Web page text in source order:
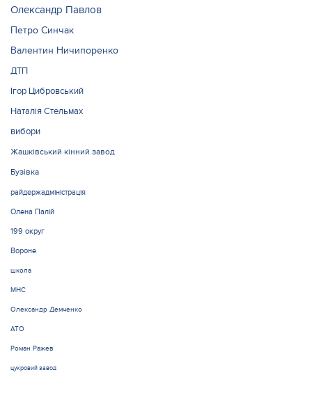
Олександр Павлов
Петро Синчак
Валентин Ничипоренко
ДТП
Ігор Цибровський
Наталія Стельмах
вибори
Жашківський кінний завод
Бузівка
райдержадміністрація
Олена Палій
199 округ
Вороне
школа
МНС
Олександр Демченко
АТО
Роман Ражев
цукровий завод